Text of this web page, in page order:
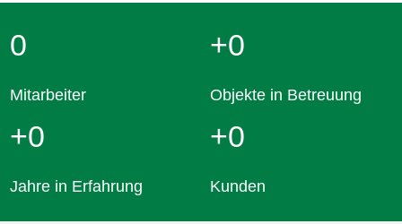
0
Mitarbeiter
+0
Objekte in Betreuung
+0
Jahre in Erfahrung
+0
Kunden